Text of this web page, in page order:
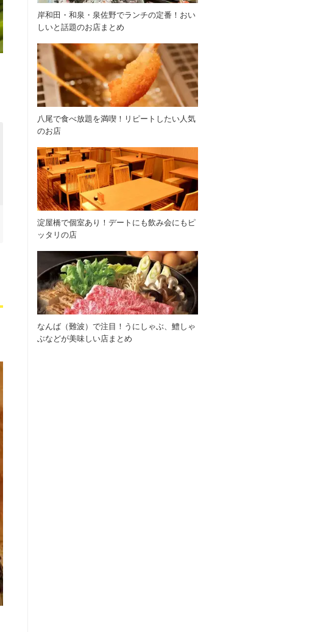
岸和田・和泉・泉佐野でランチの定番！おい
しいと話題のお店まとめ
八尾で食べ放題を満喫！リピートしたい人気
のお店
淀屋橋で個室あり！デートにも飲み会にもピ
ッタリの店
なんば（難波）で注目！うにしゃぶ、鱧しゃ
ぶなどが美味しい店まとめ